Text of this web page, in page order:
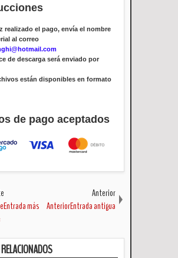
realizado el pago, envía el nombre
al correo
de descarga será enviado por
están disponibles en formato
de pago aceptados
más
Anterior
AnteriorEntrada antigua